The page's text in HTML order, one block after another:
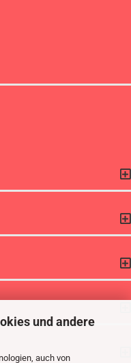
und andere
auch von